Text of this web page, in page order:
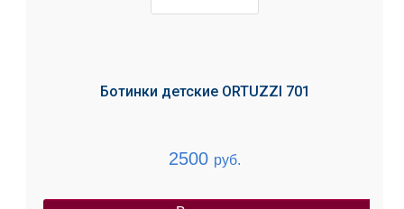
Ботинки детские ORTUZZI 701
2500 руб.